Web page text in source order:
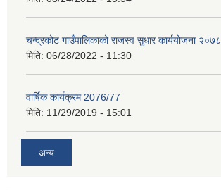
चन्द्रकोट गाउँपालिकाको राजस्व सुधार कार्ययोजना २०७८
मिति: 06/28/2022 - 11:30
वार्षिक कार्यक्रम 2076/77
मिति: 11/29/2019 - 15:01
अन्य